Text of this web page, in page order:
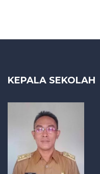
KEPALA SEKOLAH